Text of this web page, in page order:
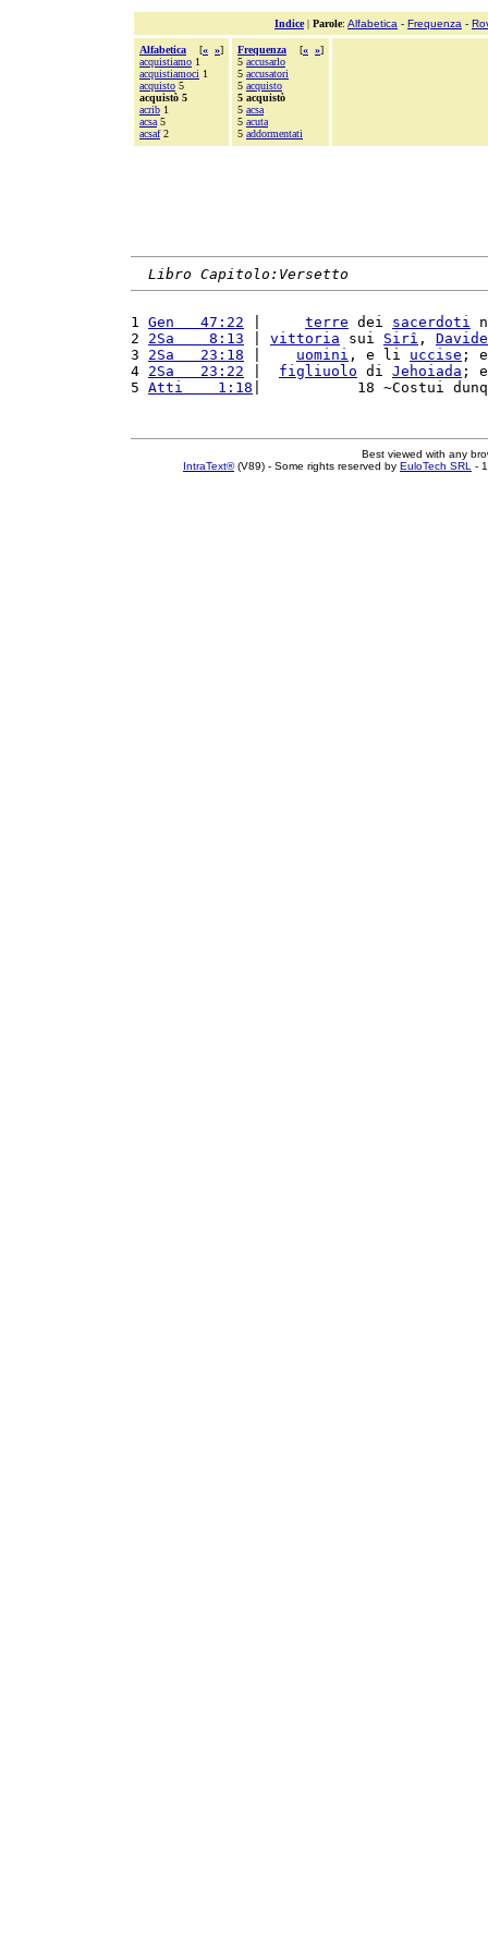
Indice| Parole: Alfabetica - Frequenza -
Alfabetica [« »]
acquistiamo 1
acquistiamoci 1
acquisto 5
acquistò 5
acrib 1
acsa 5
acsaf2
Frequenza [« »]
5 accusarlo
5 accusatori
5 acquisto
5 acquistò
5 acsa
5 acuta
5 addormentati
Libro Capitolo:Versetto
1 Gen   47:22 terre dei sacerdoti
2 2Sa    8:13 vittoria sui Sirî , Davide
3 2Sa   23:18 uomini , e li uccise ;
4 2Sa   23:22 figliuolo di Jehoiada ;
5 Atti    1:18 |           18 ~Costui
Best viewed with any
IntraText®(V89) - Some rights reserved by EuloTech SRL -